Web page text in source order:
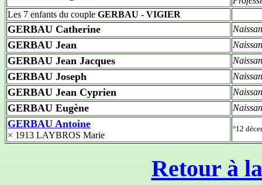
Les 7 enfants du couple GERBAU - VIGIER
GERBAU Catherine
GERBAU Jean
GERBAU Jean Jacques
GERBAU Joseph
GERBAU Jean Cyprien
GERBAU Eugène
GERBAU Antoine
× 1913 LAYBROS Marie
°12
Retour à